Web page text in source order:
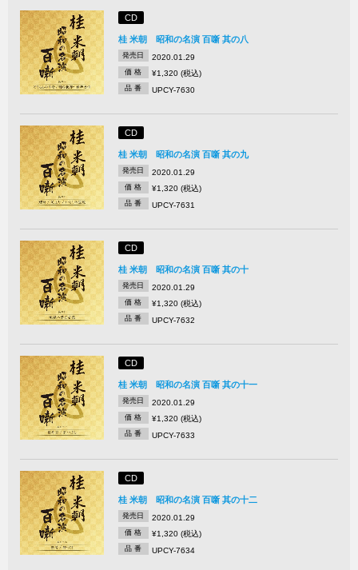
CD
桂 米朝 昭和の名演 百噺 其の八
発売日 2020.01.29
価 格 ¥1,320 (税込)
品 番 UPCY-7630
CD
桂 米朝 昭和の名演 百噺 其の九
発売日 2020.01.29
価 格 ¥1,320 (税込)
品 番 UPCY-7631
CD
桂 米朝 昭和の名演 百噺 其の十
発売日 2020.01.29
価 格 ¥1,320 (税込)
品 番 UPCY-7632
CD
桂 米朝 昭和の名演 百噺 其の十一
発売日 2020.01.29
価 格 ¥1,320 (税込)
品 番 UPCY-7633
CD
桂 米朝 昭和の名演 百噺 其の十二
発売日 2020.01.29
価 格 ¥1,320 (税込)
品 番 UPCY-7634